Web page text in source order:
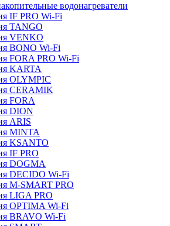
водонагреватели
IF PRO Wi-Fi
TANGO
VENKO
BONO Wi-Fi
FORA PRO Wi-Fi
KARTA
OLYMPIC
CERAMIK
FORA
DION
ARIS
MINTA
KSANTO
IF PRO
DOGMA
DECIDO Wi-Fi
M-SMART PRO
LIGA PRO
OPTIMA Wi-Fi
BRAVO Wi-Fi